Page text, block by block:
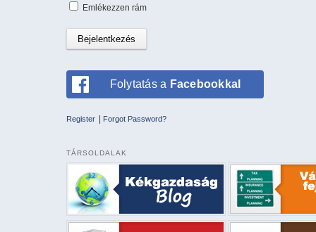
Emlékezzen rám
Folytatás a Facebookkal
Register Forgot Password?
TÁRSOLDALAK